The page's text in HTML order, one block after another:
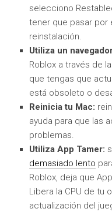
selecciono
tener que pasar
reinstalación.
Utiliza un
Roblox a través de
que tengas que
está obsoleto o
Reinicia tu Mac:
ayuda para que las
problemas.
Utiliza App Tamer:
demasiado lento
Roblox, deja que
Libera la CPU de tu
actualización del